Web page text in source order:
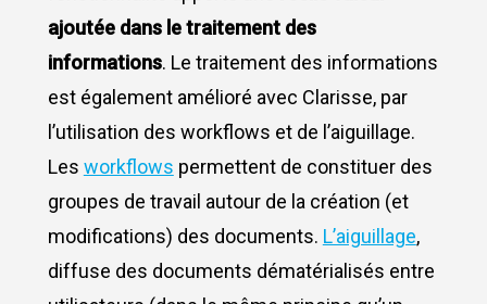
ajoutée dans le traitement des
informations. Le traitement des informations
est également amélioré avec Clarisse, par
l’utilisation des workflows et de l’aiguillage.
Les workflows permettent de constituer des
groupes de travail autour de la création (et
modifications) des documents. L’aiguillage,
diffuse des documents dématérialisés entre